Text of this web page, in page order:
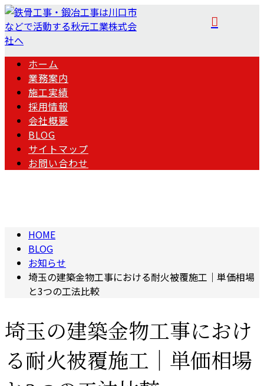
ホーム
業務案内
施工実績
採用情報
会社概要
BLOG
サイトマップ
お問い合わせ
HOME
BLOG
お知らせ
埼玉の建築金物工事における耐火被覆施工｜単価相場
と3つの工法比較
埼玉の建築金物工事におけ
る耐火被覆施工｜単価相場